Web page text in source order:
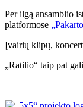
Per ilgą ansamblio
platformose
Įvairių klipų,
„Ratilio“ taip pat